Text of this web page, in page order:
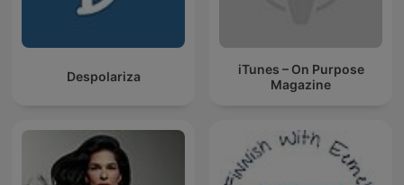
Despolariza
iTunes – On Purpose
Magazine